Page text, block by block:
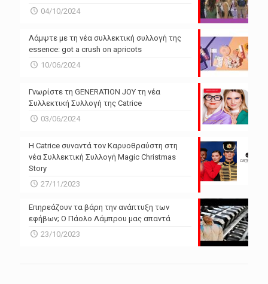
04/10/2024
Λάμψτε με τη νέα συλλεκτική συλλογή της
essence: got a crush on apricots
10/06/2024
Γνωρίστε τη GENERATION JOY τη νέα
Συλλεκτική Συλλογή της Catrice
03/06/2024
Η Catrice συναντά τον Καρυοθραύστη στη
νέα Συλλεκτική Συλλογή Magic Christmas
Story
27/11/2023
Επηρεάζουν τα βάρη την ανάπτυξη των
εφήβων; Ο Πάολο Λάμπρου μας απαντά
23/10/2023